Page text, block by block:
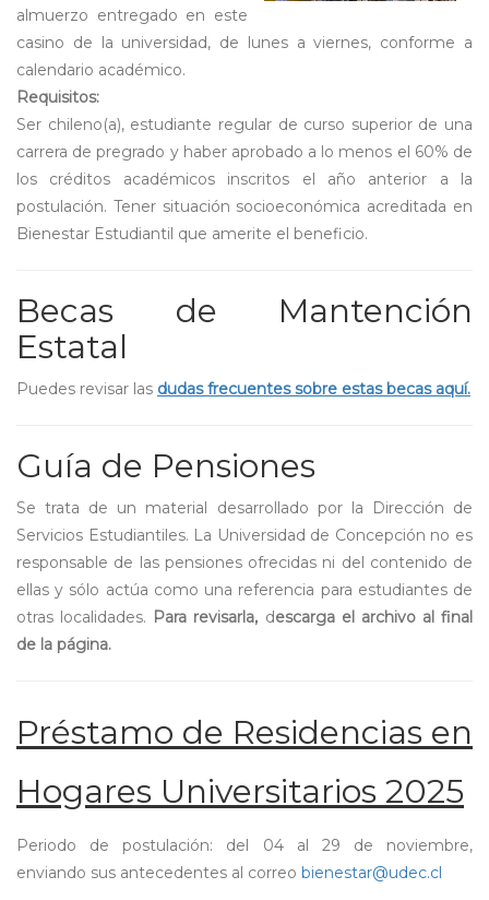
almuerzo entregado en este
casino de la universidad, de lunes a viernes, conforme a
calendario académico.
Requisitos:
Ser chileno(a), estudiante regular de curso superior de una
carrera de pregrado y haber aprobado a lo menos el 60% de
los créditos académicos inscritos el año anterior a la
postulación. Tener situación socioeconómica acreditada en
Bienestar Estudiantil que amerite el beneficio.
Becas de Mantención
Estatal
Puedes revisar las dudas frecuentes sobre estas becas aquí.
Guía de Pensiones
Se trata de un material desarrollado por la Dirección de
Servicios Estudiantiles. La Universidad de Concepción no es
responsable de las pensiones ofrecidas ni del contenido de
ellas y sólo actúa como una referencia para estudiantes de
otras localidades. Para revisarla, descarga el archivo al final
de la página.
Préstamo de Residencias en
Hogares Universitarios 2025
Periodo de postulación: del 04 al 29 de noviembre,
enviando sus antecedentes al correo bienestar@udec.cl